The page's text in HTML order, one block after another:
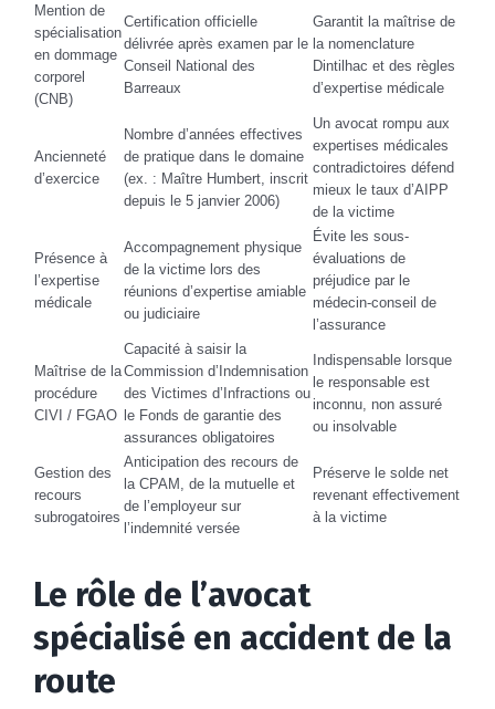
Mention de
spécialisation
en dommage
corporel
(CNB)
Certification officielle
délivrée après examen par le
Conseil National des
Barreaux
Garantit la maîtrise de
la nomenclature
Dintilhac et des règles
d’expertise médicale
Ancienneté
d’exercice
Nombre d’années effectives
de pratique dans le domaine
(ex. : Maître Humbert, inscrit
depuis le 5 janvier 2006)
Un avocat rompu aux
expertises médicales
contradictoires défend
mieux le taux d’AIPP
de la victime
Présence à
l’expertise
médicale
Accompagnement physique
de la victime lors des
réunions d’expertise amiable
ou judiciaire
Évite les sous-
évaluations de
préjudice par le
médecin-conseil de
l’assurance
Maîtrise de la
procédure
CIVI / FGAO
Capacité à saisir la
Commission d’Indemnisation
des Victimes d’Infractions ou
le Fonds de garantie des
assurances obligatoires
Indispensable lorsque
le responsable est
inconnu, non assuré
ou insolvable
Gestion des
recours
subrogatoires
Anticipation des recours de
la CPAM, de la mutuelle et
de l’employeur sur
l’indemnité versée
Préserve le solde net
revenant effectivement
à la victime
Le rôle de l’avocat
spécialisé en accident de la
route